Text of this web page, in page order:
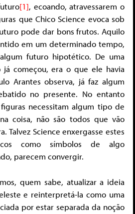
[1], ecoando, atravessarem o
que Chico Science evoca sob
pode dar bons frutos. Aquilo
em um determinado tempo,
futuro hipotético. De uma
começou, era o que ele havia
Arantes observa, já faz algum
no presente. No entanto
necessitam algum tipo de
coisa, não são todos que vão
Talvez Science enxergasse estes
como símbolos de algo
parecem convergir.
quem sabe, atualizar a ideia
e reinterpretá-la como uma
por estar separada da noção